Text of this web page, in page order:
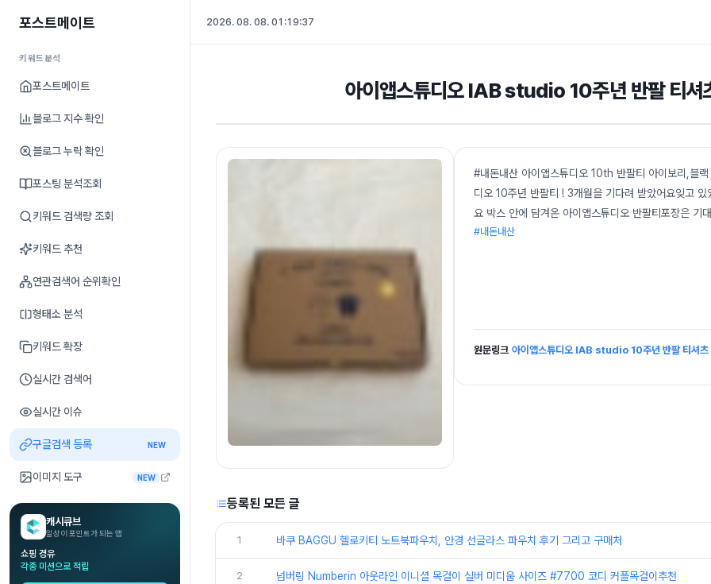
포스트메이트
키워드분석
포스트메이트
블로그 지수 확인
블로그 누락 확인
포스팅 분석조회
키워드 검색량 조회
키워드 추천
연관검색어 순위확인
형태소 분석
키워드 확장
실시간 검색어
실시간 이슈
구글검색 등록 NEW
이미지 도구 NEW
캐시큐브
일상이 포인트가 되는 앱
쇼핑 경유
각종 미션으로 적립
2026. 08. 08. 01:19:37
아이앱스튜디오 IAB studio 10주년 반팔 티셔
#내돈내산 아이앱스튜디오 10th 반팔티 아이보리,블
디오 10주년 반팔티 ! 3개월을 기다려 받았어요잊고
요 박스 안에 담겨온 아이앱스튜디오 반팔티포장은 기
#내돈내산
원문링크 아이앱스튜디오 IAB studio 10주년 반팔 티셔츠
등록된 모든 글
1 바쿠 BAGGU 헬로키티 노트북파우치, 안경 선글라스 파우치 후기 그리고 구매처
2 넘버링 Numberin 아웃라인 이니셜 목걸이 실버 미디움 사이즈 #7700 코디 커플목걸이추천